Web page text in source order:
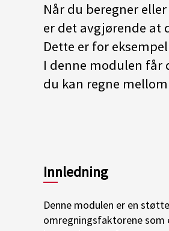
Når du beregner
er det avgjørende at
Dette er for
I denne modulen får
du kan regne
Innledning
Denne modulen er en
omregningsfaktorene som